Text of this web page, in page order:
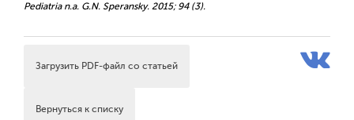
Pediatria n.a. G.N. Speransky. 2015; 94 (3).
Загрузить PDF-файл со статьей
Вернуться к списку